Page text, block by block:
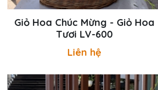
Giỏ Hoa Chúc Mừng - Giỏ Hoa
Tươi LV-600
Liên hệ